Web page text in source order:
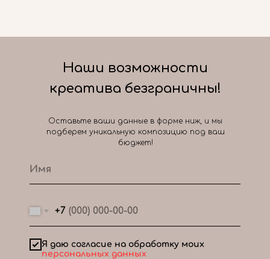
+7
Я даю согласие на обработку моих
персональных данных
Наши возможности
креатива безграничны!
Оставьте ваши данные в форме ниж, и мы
подберем уникальную композицию под ваш
бюджет!